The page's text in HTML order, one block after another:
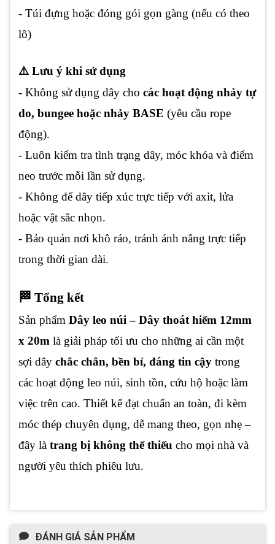
- Túi đựng hoặc đóng gói gọn gàng (nếu có theo
lô)
⚠️ Lưu ý khi sử dụng
- Không sử dụng dây cho các hoạt động nhảy tự
do, bungee hoặc nhảy BASE (yêu cầu rope
động).
- Luôn kiểm tra tình trạng dây, móc khóa và điểm
neo trước mỗi lần sử dụng.
- Không để dây tiếp xúc trực tiếp với axit, lửa
hoặc vật sắc nhọn.
- Bảo quản nơi khô ráo, tránh ánh nắng trực tiếp
trong thời gian dài.
🏁 Tổng kết
Sản phẩm Dây leo núi – Dây thoát hiểm 12mm
x 20m là giải pháp tối ưu cho những ai cần một
sợi dây chắc chắn, bền bỉ, đáng tin cậy trong
các hoạt động leo núi, sinh tồn, cứu hộ hoặc làm
việc trên cao. Thiết kế đạt chuẩn an toàn, đi kèm
móc thép chuyên dụng, dễ mang theo, gọn nhẹ –
đây là trang bị không thể thiếu cho mọi nhà và
người yêu thích phiêu lưu.
ĐÁNH GIÁ SẢN PHẨM